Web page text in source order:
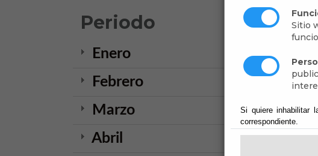
Sitio
Si quiere inhabilitar
correspondiente.
Periodo
Enero
Febrero
Marzo
Abril